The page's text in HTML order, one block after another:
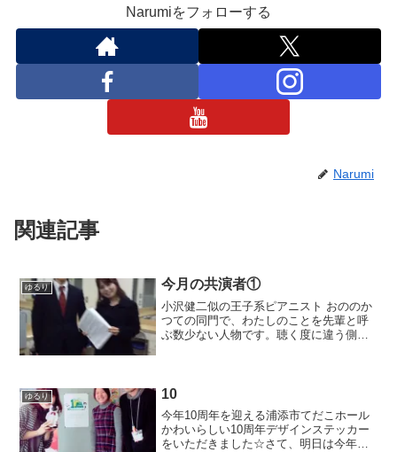
Narumiをフォローする
Narumi
関連記事
ゆるり 今月の共演者①
小沢健二似の王子系ピアニスト おののか
つての同門で、わたしのことを先輩と呼
ぶ数少ない人物です。聴く度に違う側面
ゆるり 10
今年10周年を迎える浦添市てだこホール
かわいらしい10周年デザインステッカー
をいただきました☆さて、明日は今年度